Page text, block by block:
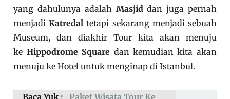
yang dahulunya adalah Masjid dan juga pernah
menjadiKatredal tetapi sekarang menjadi sebuah
Museum, dan diakhir Tour kita akan menuju
ke Hippodrome Square dan kemudian kita akan
menuju ke Hotel untuk menginap di Istanbul.
Baca Yuk :
Paket Wisata Tour Ke